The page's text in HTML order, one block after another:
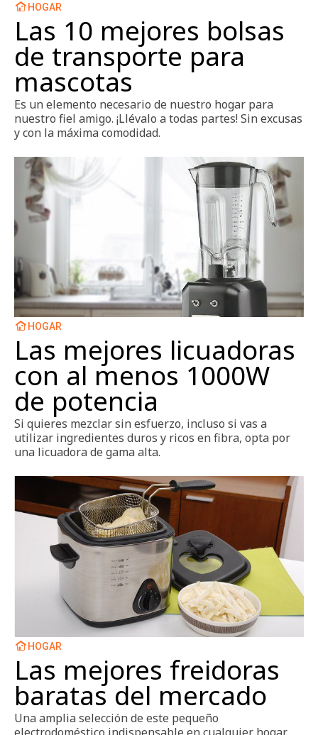
HOGAR
Las 10 mejores bolsas
de transporte para
mascotas
Es un elemento necesario de nuestro hogar para
nuestro fiel amigo. ¡Llévalo a todas partes! Sin excusas
y con la máxima comodidad.
HOGAR
Las mejores licuadoras
con al menos 1000W
de potencia
Si quieres mezclar sin esfuerzo, incluso si vas a
utilizar ingredientes duros y ricos en fibra, opta por
una licuadora de gama alta.
HOGAR
Las mejores freidoras
baratas del mercado
Una amplia selección de este pequeño
electrodoméstico indispensable en cualquier hogar.